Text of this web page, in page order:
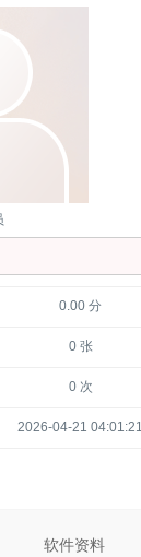
0.00 分
0 张
0 次
2026-04-21 04:01:21
软件资料